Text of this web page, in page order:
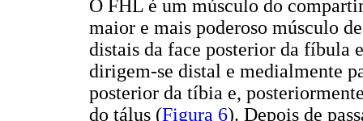
O FHL é um músculo do
maior e mais poderoso músculo
distais da face posterior da fíbula
dirigem-se distal e medialmente
posterior da tíbia e,
do tálus (Figura 6). Depois de